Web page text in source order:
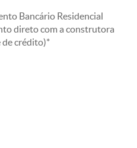
Bancário Residencial
direto com a construtora
de crédito)*